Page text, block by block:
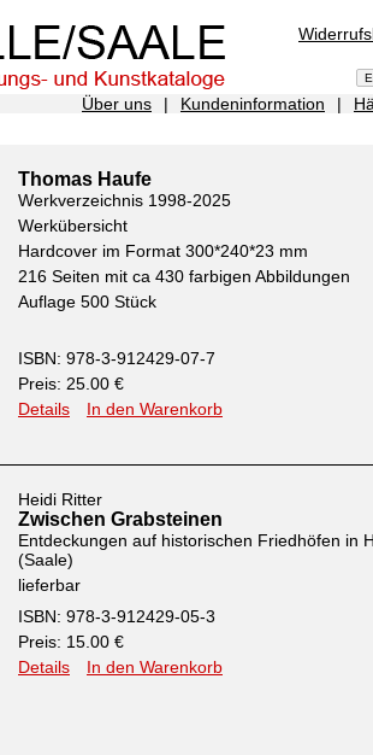
Über uns | Kundeninformation |
Thomas Haufe
Werkverzeichnis 1998-2025
Werkübersicht
Hardcover im Format 300*240*23 mm
216 Seiten mit ca 430 farbigen Abbildungen
Auflage 500 Stück
ISBN: 978-3-912429-07-7
Preis: 25.00 €
Details
In den Warenkorb
Heidi Ritter
Zwischen Grabsteinen
Entdeckungen auf historischen Friedhöfen in
(Saale)
lieferbar
ISBN: 978-3-912429-05-3
Preis: 15.00 €
Details
In den Warenkorb